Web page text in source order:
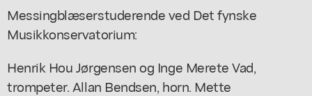
Messingblæserstuderende ved Det fynske
Musikkonservatorium:
Henrik Hou Jørgensen og Inge Merete Vad,
trompeter. Allan Bendsen, horn. Mette